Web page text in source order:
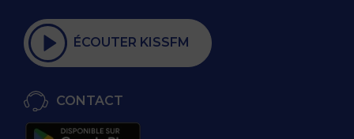
ÉCOUTER KISSFM
CONTACT